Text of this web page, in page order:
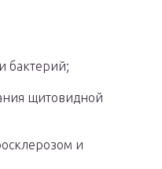
бактерий;
щитовидной
и